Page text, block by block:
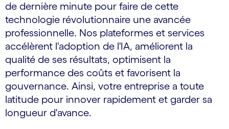
de dernière minute pour faire de cette
technologie révolutionnaire une avancée
professionnelle. Nos plateformes et services
accélèrent l'adoption de l'IA, améliorent la
qualité de ses résultats, optimisent la
performance des coûts et favorisent la
gouvernance. Ainsi, votre entreprise a toute
latitude pour innover rapidement et garder sa
longueur d'avance.